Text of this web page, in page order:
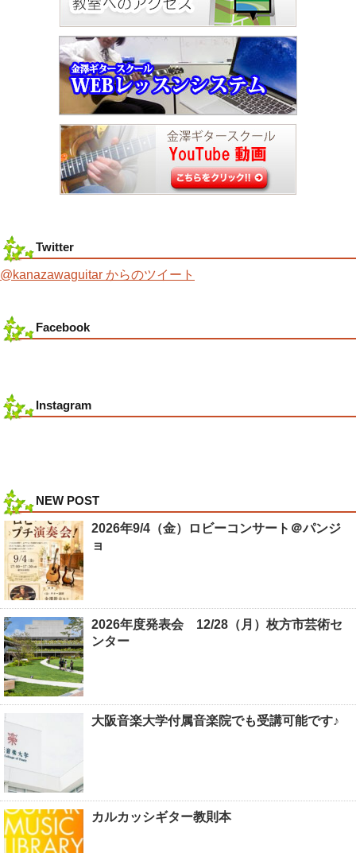
Twitter
@kanazawaguitar からのツイート
Facebook
Instagram
NEW POST
2026年9/4（金）ロビーコンサート＠パンジ
ョ
2026年度発表会 12/28（月）枚方市芸術セ
ンター
大阪音楽大学付属音楽院でも受講可能です♪
カルカッシギター教則本